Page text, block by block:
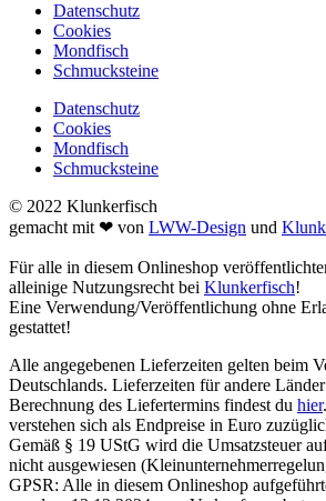
Datenschutz
Cookies
Mondfisch
Schmucksteine
Datenschutz
Cookies
Mondfisch
Schmucksteine
© 2022 Klunkerfisch
gemacht mit ❤ von LWW-Design und
Für alle in diesem Onlineshop
alleinige Nutzungsrecht bei Klunkerfisch!
Eine Verwendung/Veröffentlichung ohne
gestattet!
Alle angegebenen Lieferzeiten gelten beim
Deutschlands. Lieferzeiten für andere
Berechnung des Liefertermins findest du hier
verstehen sich als Endpreise in Euro
Gemäß § 19 UStG wird die Umsatzsteuer
nicht ausgewiesen
GPSR: Alle in diesem Onlineshop